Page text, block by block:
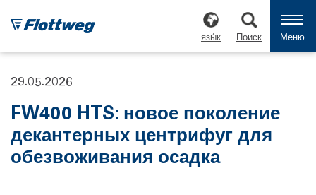
язы́к Поиск Меню
29.05.2026
FW400 HTS: новое поколение
декантерных центрифуг для
обезвоживания осадка